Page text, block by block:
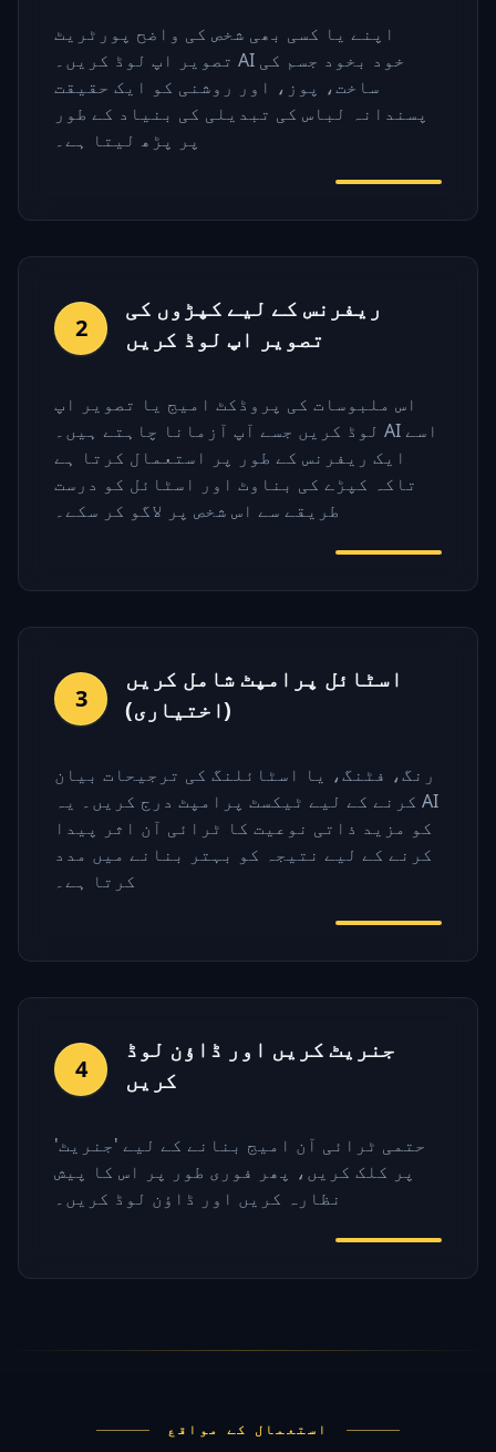
اپنے یا کسی بھی شخص کی واضح پورٹریٹ
تصویر اپ لوڈ کریں۔ AI خود بخود جسم کی
ساخت، پوز، اور روشنی کو ایک حقیقت
پسندانہ لباس کی تبدیلی کی بنیاد کے طور
پر پڑھ لیتا ہے۔
2
ریفرنس کے لیے کپڑوں کی
تصویر اپ لوڈ کریں
اس ملبوسات کی پروڈکٹ امیج یا تصویر اپ
لوڈ کریں جسے آپ آزمانا چاہتے ہیں۔ AI اسے
ایک ریفرنس کے طور پر استعمال کرتا ہے
تاکہ کپڑے کی بناوٹ اور اسٹائل کو درست
طریقے سے اس شخص پر لاگو کر سکے۔
3
اسٹائل پرامپٹ شامل کریں
(اختیاری)
رنگ، فٹنگ، یا اسٹائلنگ کی ترجیحات بیان
کرنے کے لیے ٹیکسٹ پرامپٹ درج کریں۔ یہ AI
کو مزید ذاتی نوعیت کا ٹرائی آن اثر پیدا
کرنے کے لیے نتیجہ کو بہتر بنانے میں مدد
کرتا ہے۔
4
جنریٹ کریں اور ڈاؤن لوڈ
کریں
حتمی ٹرائی آن امیج بنانے کے لیے 'جنریٹ'
پر کلک کریں، پھر فوری طور پر اس کا پیش
نظارہ کریں اور ڈاؤن لوڈ کریں۔
استعمال کے مواقع